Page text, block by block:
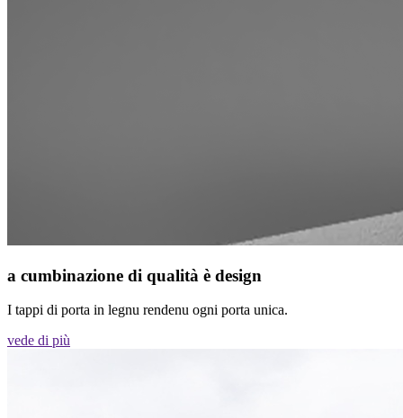
a cumbinazione di qualità è design
I tappi di porta in legnu rendenu ogni porta unica.
vede di più